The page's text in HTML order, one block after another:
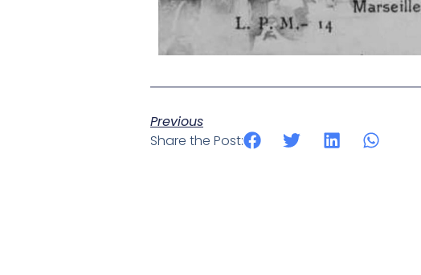
Previous
Share the Post: